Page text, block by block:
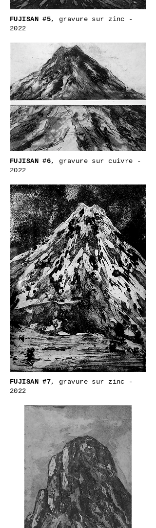
FUJISAN #5, gravure sur zinc -
2022
FUJISAN #6, gravure sur cuivre -
2022
FUJISAN #7, gravure sur zinc -
2022